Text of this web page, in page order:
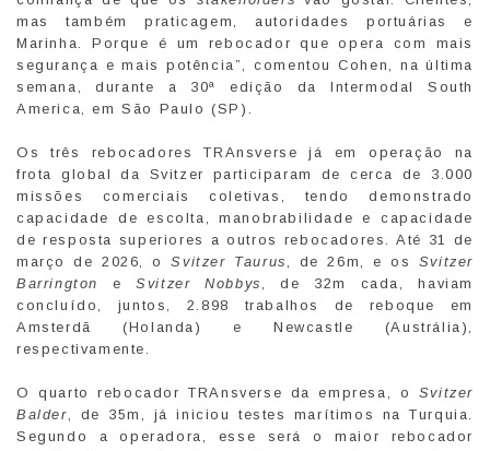
mas também praticagem, autoridades portuárias e
Marinha. Porque é um rebocador que opera com mais
segurança e mais potência”, comentou Cohen, na última
semana, durante a 30ª edição da Intermodal South
America, em São Paulo (SP).
Os três rebocadores TRAnsverse já em operação na
frota global da Svitzer participaram de cerca de 3.000
missões comerciais coletivas, tendo demonstrado
capacidade de escolta, manobrabilidade e capacidade
de resposta superiores a outros rebocadores. Até 31 de
março de 2026, oSvitzer Taurus, de 26m, e os Svitzer
Barrington
eSvitzer Nobbys, de 32m cada, haviam
concluído, juntos, 2.898 trabalhos de reboque em
Amsterdã (Holanda) e Newcastle (Austrália),
respectivamente.
O quarto rebocador TRAnsverse da empresa, o Svitzer
Balder, de 35m, já iniciou testes marítimos na Turquia.
Segundo a operadora, esse será o maior rebocador